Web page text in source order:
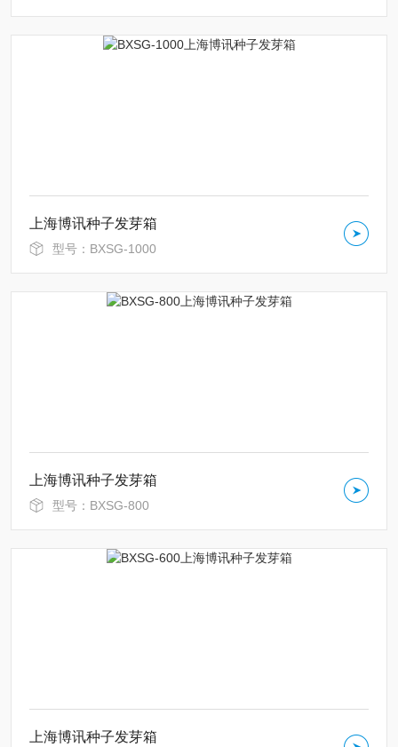
上海博讯种子发芽箱
型号：BXSG-1000
上海博讯种子发芽箱
型号：BXSG-800
上海博讯种子发芽箱